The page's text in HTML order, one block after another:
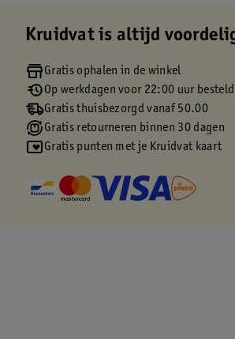
Kruidvat is altijd
Gratis ophalen in de winkel
Op werkdagen voor 22:00 uur
Gratis thuisbezorgd vanaf 50.00
Gratis retourneren binnen 30 dagen
Gratis punten met je Kruidvat kaart